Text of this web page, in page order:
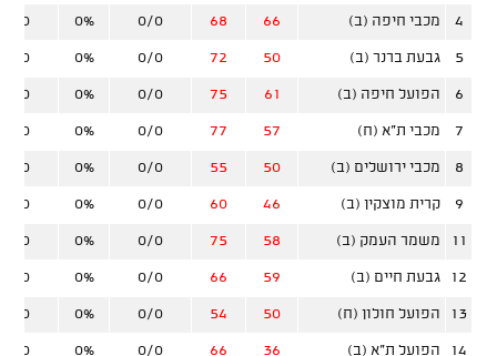
4 מכבי חיפה (ב) 66
68
0/0
0%
0/0
5 גבעת ברנר (ב) 50
72
0/0
0%
0/0
6 הפועל חיפה (ב) 61
75
0/0
0%
0/0
7 מכבי ת"א (ח) 57
77
0/0
0%
0/0
8 מכבי ירושלים (ב) 50
55
0/0
0%
0/0
9 קרית מוצקין (ב) 46
60
0/0
0%
0/0
11 משמר העמק (ב) 58
75
0/0
0%
0/0
12 גבעת חיים (ב) 59
66
0/0
0%
0/0
13 הפועל חולון (ח) 50
54
0/0
0%
0/0
14 הפועל ת"א (ב) 36
66
0/0
0%
0/0